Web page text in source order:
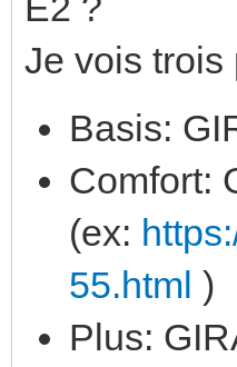
Je vois trois
Basis:
Comfort:
(ex:
55.html )
Plus: